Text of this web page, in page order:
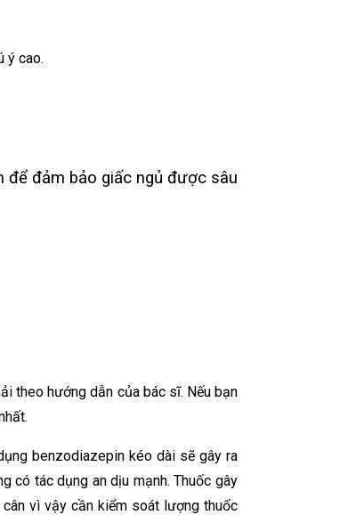
ý cao.
để đảm bảo giấc ngủ được sâu
theo hướng dẫn của bác sĩ. Nếu bạn
benzodiazepin kéo dài sẽ gây ra
có tác dụng an dịu mạnh. Thuốc gây
vì vậy cần kiểm soát lượng thuốc